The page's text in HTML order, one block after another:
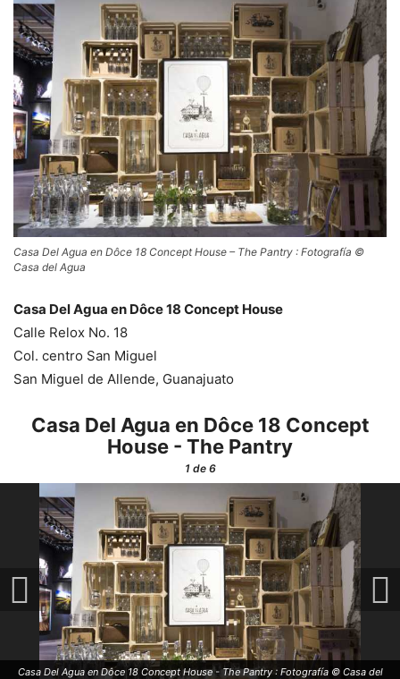
Casa Del Agua en Dôce 18 Concept House – The Pantry : Fotografía ©
Casa del Agua
Casa Del Agua en Dôce 18 Concept House
Calle Relox No. 18
Col. centro San Miguel
San Miguel de Allende, Guanajuato
Casa Del Agua en Dôce 18 Concept
House - The Pantry
1de 6
Casa Del Agua en Dôce 18 Concept House - The Pantry : Fotografía © Casa del